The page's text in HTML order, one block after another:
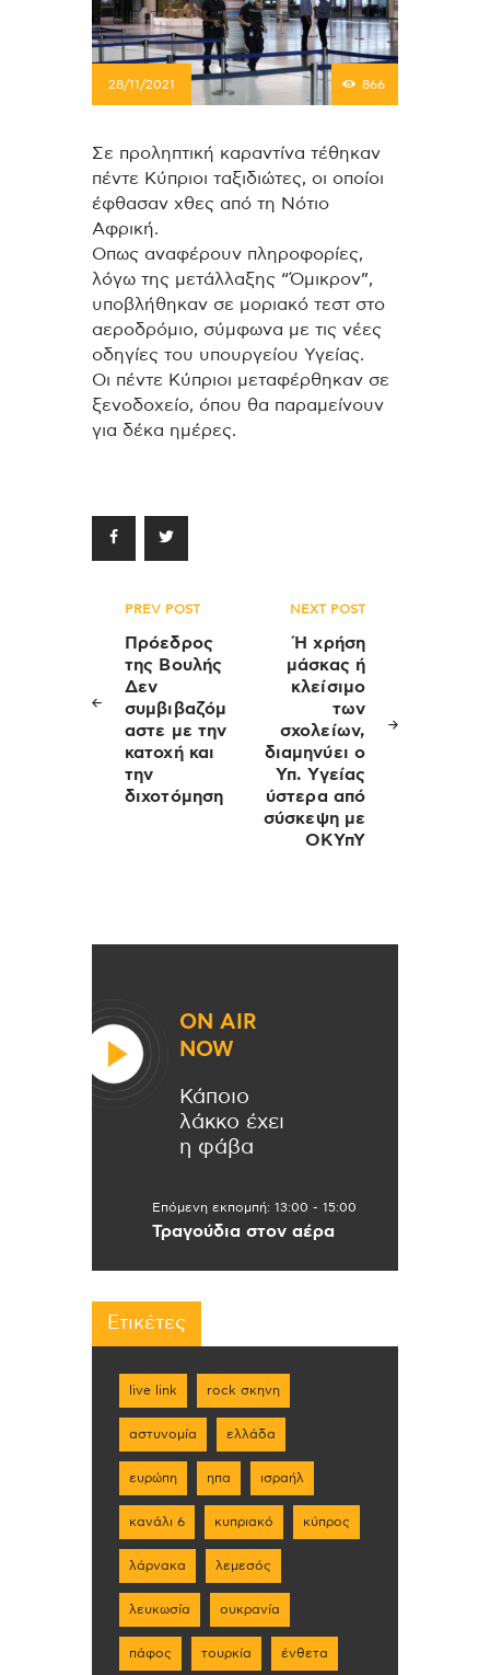
28/11/2021 866
Σε προληπτική καραντίνα τέθηκαν
πέντε Κύπριοι ταξιδιώτες, οι οποίοι
έφθασαν χθες από τη Νότιο
Αφρική.
Οπως αναφέρουν πληροφορίες,
λόγω της μετάλλαξης “Όμικρον”,
υποβλήθηκαν σε μοριακό τεστ στο
αεροδρόμιο, σύμφωνα με τις νέες
οδηγίες του υπουργείου Υγείας.
Οι πέντε Κύπριοι μεταφέρθηκαν σε
ξενοδοχείο, όπου θα παραμείνουν
για δέκα ημέρες.
Πλοήγηση
άρθρων
PREV POST
Πρόεδρος
της Βουλής
Δεν
συμβιβαζόμ
αστε με την
κατοχή και
την
διχοτόμηση
NEXT POST
Ή χρήση
μάσκας ή
κλείσιμο
των
σχολείων,
διαμηνύει ο
Υπ. Υγείας
ύστερα από
σύσκεψη με
ΟΚΥπΥ
ON AIR
NOW
Κάποιο
λάκκο έχει
η φάβα
Επόμενη εκπομπή: 13:00 - 15:00
Τραγούδια στον αέρα
Ετικέτες
live link rock σκηνη
αστυνομία ελλάδα
ευρώπη ηπα ισραήλ
κανάλι 6 κυπριακό κύπρος
λάρνακα λεμεσός
λευκωσία ουκρανία
πάφος τουρκία ένθετα